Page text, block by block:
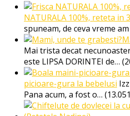
NATURALA 100%, reteta in
spuneam, de ceva vreme
Mai trista decat
este LIPSA DORINTEI de…
picioare-gura la bebelusi
Pana acum, a fost o…